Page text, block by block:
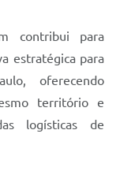
contribui para
estratégica para
oferecendo
território e
logísticas de